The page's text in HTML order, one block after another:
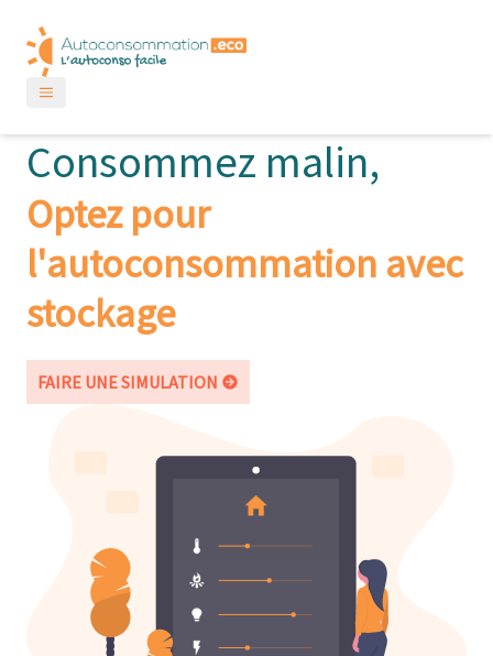
Consommez malin,
Optez pour
l'autoconsommation avec
stockage
FAIRE UNE SIMULATION